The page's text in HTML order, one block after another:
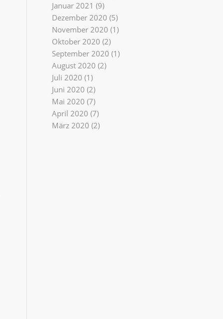
Januar 2021 (9)
Dezember 2020 (5)
November 2020 (1)
Oktober 2020 (2)
September 2020 (1)
August 2020 (2)
Juli 2020 (1)
Juni 2020 (2)
Mai 2020 (7)
April 2020 (7)
März 2020 (2)